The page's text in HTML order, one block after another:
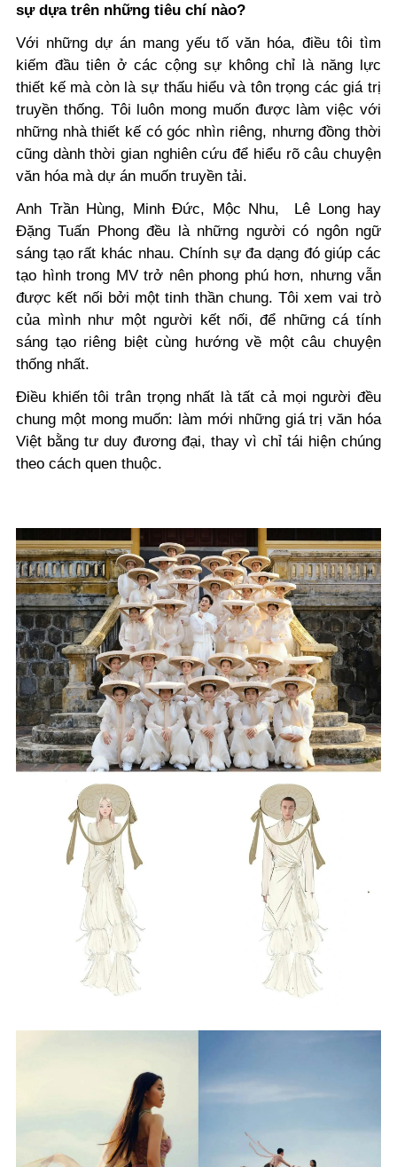
sự dựa trên những tiêu chí nào?
Với những dự án mang yếu tố văn hóa, điều tôi tìm
kiếm đầu tiên ở các cộng sự không chỉ là năng lực
thiết kế mà còn là sự thấu hiểu và tôn trọng các giá trị
truyền thống. Tôi luôn mong muốn được làm việc với
những nhà thiết kế có góc nhìn riêng, nhưng đồng thời
cũng dành thời gian nghiên cứu để hiểu rõ câu chuyện
văn hóa mà dự án muốn truyền tải.
Anh Trần Hùng, Minh Đức, Mộc Nhu, Lê Long hay
Đặng Tuấn Phong đều là những người có ngôn ngữ
sáng tạo rất khác nhau. Chính sự đa dạng đó giúp các
tạo hình trong MV trở nên phong phú hơn, nhưng vẫn
được kết nối bởi một tinh thần chung. Tôi xem vai trò
của mình như một người kết nối, để những cá tính
sáng tạo riêng biệt cùng hướng về một câu chuyện
thống nhất.
Điều khiến tôi trân trọng nhất là tất cả mọi người đều
chung một mong muốn: làm mới những giá trị văn hóa
Việt bằng tư duy đương đại, thay vì chỉ tái hiện chúng
theo cách quen thuộc.